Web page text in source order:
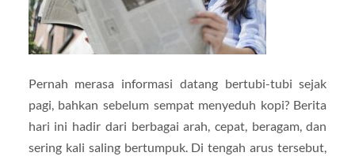
Pernah merasa informasi datang bertubi-tubi sejak
pagi, bahkan sebelum sempat menyeduh kopi? Berita
hari ini hadir dari berbagai arah, cepat, beragam, dan
sering kali saling bertumpuk. Di tengah arus tersebut,